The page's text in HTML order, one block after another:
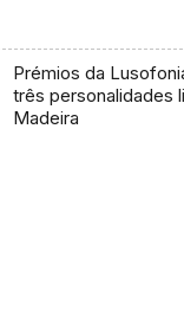
Prémios da
três personalidades
Madeira